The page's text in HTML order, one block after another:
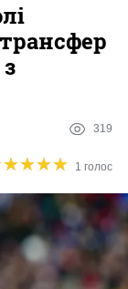
319
★★★★
★★★★ 1 голос